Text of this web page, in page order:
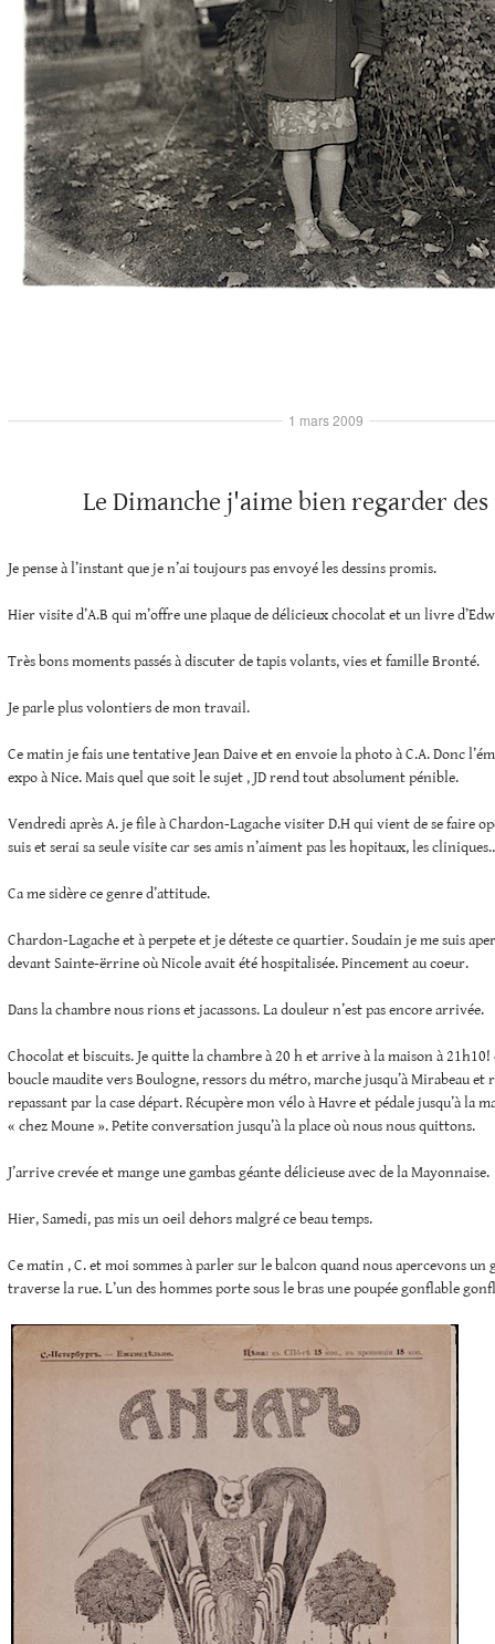
Le Dimanche j'aime bien regarder des
Je pense à l’instant que je n’ai toujours pas envoyé les dessins promis.
Hier visite d’A.B qui m’offre une plaque de délicieux chocolat et un livre
Très bons moments passés à discuter de tapis volants, vies et famille Bronté.
Je parle plus volontiers de mon travail.
Ce matin je fais une tentative Jean Daive et en envoie la photo à C.A. Donc
expo à Nice. Mais quel que soit le sujet , JD rend tout absolument pénible.
Vendredi après A. je file à Chardon-Lagache visiter D.H qui vient de se faire
suis et serai sa seule visite car ses amis n’aiment pas les hopitaux, les
Ca me sidère ce genre d’attitude.
Chardon-Lagache et à perpete et je déteste ce quartier. Soudain je me suis
devant Sainte-ërrine où Nicole avait été hospitalisée. Pincement au coeur.
Dans la chambre nous rions et jacassons. La douleur n’est pas encore arrivée.
Chocolat et biscuits. Je quitte la chambre à 20 h et arrive à la maison à
boucle maudite vers Boulogne, ressors du métro, marche jusqu’à Mirabeau
repassant par la case départ. Récupère mon vélo à Havre et pédale jusqu’à la
« chez Moune ». Petite conversation jusqu’à la place où nous nous quittons.
J’arrive crevée et mange une gambas géante délicieuse avec de la Mayonnaise.
Hier, Samedi, pas mis un oeil dehors malgré ce beau temps.
Ce matin , C. et moi sommes à parler sur le balcon quand nous apercevons un
traverse la rue. L’un des hommes porte sous le bras une poupée gonflable
1 mars 2009